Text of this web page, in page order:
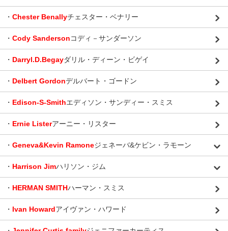
・ Chester Benallyチェスター・ベナリー
・ Cody Sandersonコディ－サンダーソン
・ Darryl.D.Begayダリル・ディーン・ビゲイ
・ Delbert Gordonデルバート・ゴードン
・ Edison-S-Smithエディソン・サンディー・スミス
・ Ernie Listerアーニー・リスター
・ Geneva&Kevin Ramoneジェネーバ&ケビン・ラモーン
・ Harrison Jimハリソン・ジム
・ HERMAN SMITHハーマン・スミス
・ Ivan Howardアイヴァン・ハワード